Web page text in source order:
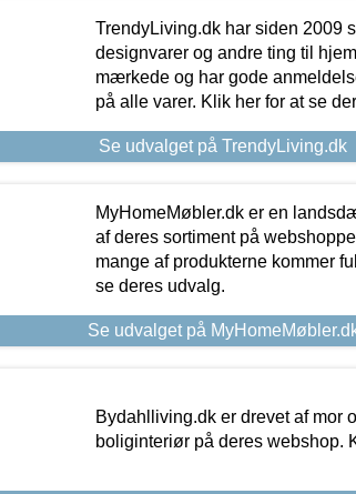
TrendyLiving.dk har siden 2009
designvarer og andre ting til
mærkede og har gode
på alle varer. Klik her for at se
Se udvalget på TrendyLiving.dk
MyHomeMøbler.dk er en
af deres sortiment på
mange af produkterne kommer
se deres udvalg.
Se udvalget på
Bydahlliving.dk er drevet af mor
boliginteriør på deres webshop.